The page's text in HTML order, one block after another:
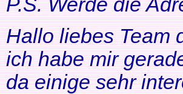
P.S. Werde die
Hallo liebes Team
ich habe mir
da einige sehr